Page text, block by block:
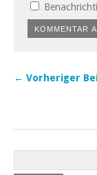
← Vorheriger